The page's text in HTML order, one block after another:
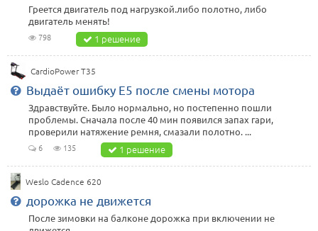
Греется двигатель под нагрузкой.либо полотно, либо
двигатель менять!
798 1 решение
CardioPower T35
Выдаёт ошибку Е5 после смены мотора
Здравствуйте. Было нормально, но постепенно пошли
проблемы. Сначала после 40 мин появился запах гари,
проверили натяжение ремня, смазали полотно. ...
6 135 1 решение
Weslo Cadence 620
дорожка не движется
После зимовки на балконе дорожка при включении не